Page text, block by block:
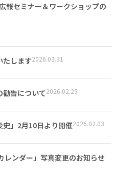
セミナー＆ワークショップの
たします2026.03.31
勧告について2026.02.25
」2月10日より開催2026.02.03
レンダー」写真変更のお知らせ